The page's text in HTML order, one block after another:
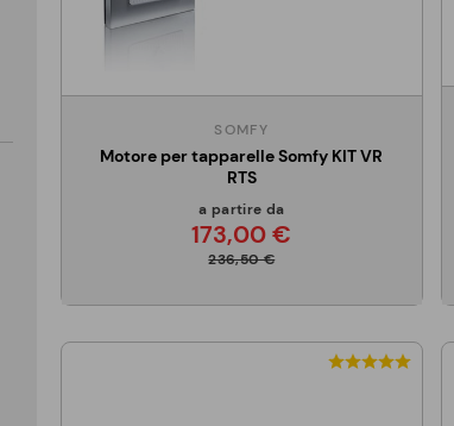
SOMFY
Motore per tapparelle Somfy KIT VR
RTS
a partire da
173,00 €
236,50 €